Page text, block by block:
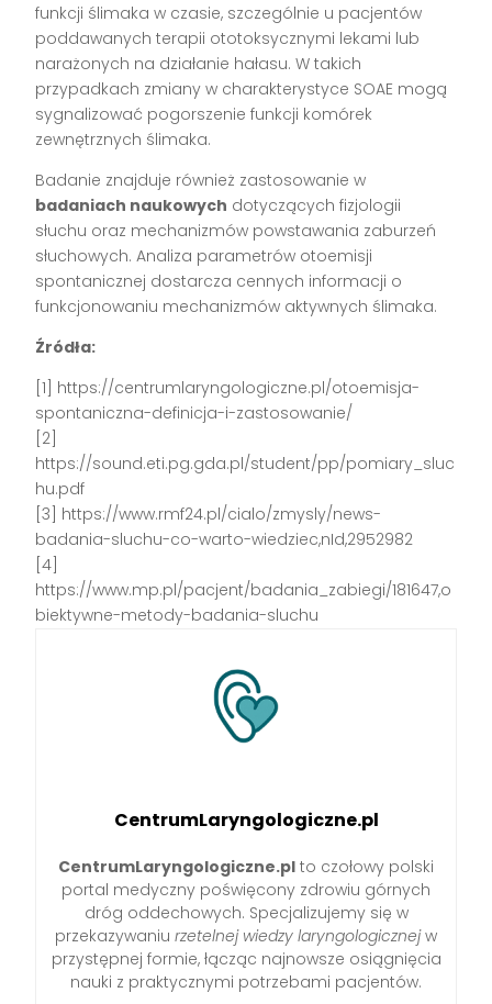
funkcji ślimaka w czasie, szczególnie u pacjentów
poddawanych terapii ototoksycznymi lekami lub
narażonych na działanie hałasu. W takich
przypadkach zmiany w charakterystyce SOAE mogą
sygnalizować pogorszenie funkcji komórek
zewnętrznych ślimaka.
Badanie znajduje również zastosowanie w
badaniach naukowych dotyczących fizjologii
słuchu oraz mechanizmów powstawania zaburzeń
słuchowych. Analiza parametrów otoemisji
spontanicznej dostarcza cennych informacji o
funkcjonowaniu mechanizmów aktywnych ślimaka.
Źródła:
[1] https://centrumlaryngologiczne.pl/otoemisja-
spontaniczna-definicja-i-zastosowanie/
[2]
https://sound.eti.pg.gda.pl/student/pp/pomiary_sluc
hu.pdf
[3] https://www.rmf24.pl/cialo/zmysly/news-
badania-sluchu-co-warto-wiedziec,nId,2952982
[4]
https://www.mp.pl/pacjent/badania_zabiegi/181647,o
biektywne-metody-badania-sluchu
CentrumLaryngologiczne.pl
CentrumLaryngologiczne.pl to czołowy polski
portal medyczny poświęcony zdrowiu górnych
dróg oddechowych. Specjalizujemy się w
przekazywaniu rzetelnej wiedzy laryngologicznejw
przystępnej formie, łącząc najnowsze osiągnięcia
nauki z praktycznymi potrzebami pacjentów.